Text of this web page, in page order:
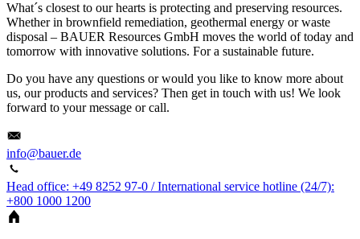
What´s closest to our hearts is protecting and preserving resources.
Whether in brownfield remediation, geothermal energy or waste
disposal – BAUER Resources GmbH moves the world of today and
tomorrow with innovative solutions. For a sustainable future.
Do you have any questions or would you like to know more about
us, our products and services? Then get in touch with us! We look
forward to your message or call.
info@bauer.de
Head office: +49 8252 97-0 / International service hotline (24/7):
+800 1000 1200